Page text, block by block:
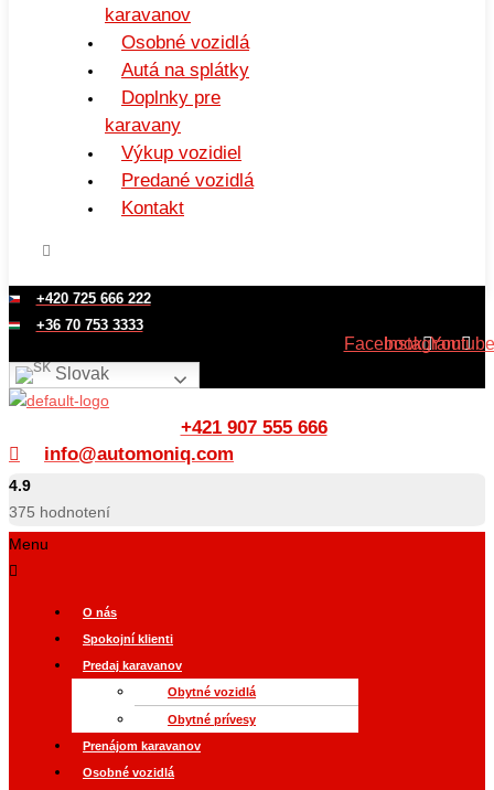
karavanov
Osobné vozidlá
Autá na splátky
Doplnky pre
karavany
Výkup vozidiel
Predané vozidlá
Kontakt
+420 725 666 222
+36 70 753 3333
FacebookInstagramYoutube
Slovak
+421 907 555 666
info@automoniq.com
4.9
375 hodnotení
Menu
O nás
Spokojní klienti
Predaj karavanov
Obytné vozidlá
Obytné prívesy
Prenájom karavanov
Osobné vozidlá